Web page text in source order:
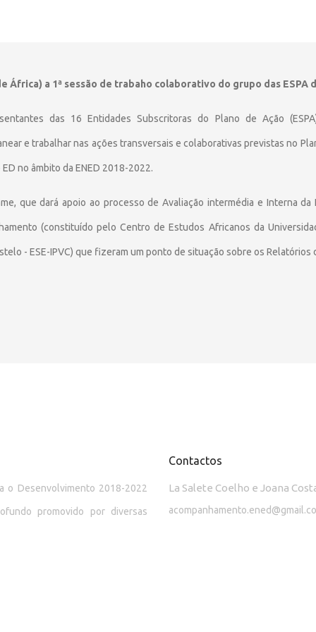
África) a 1ª sessão de trabaho colaborativo do grupo das ESPA
das 16 Entidades Subscritoras do Plano de Ação
e trabalhar nas ações transversais e colaborativas previstas no
no âmbito da ENED 2018-2022.
que dará apoio ao processo de Avaliação intermédia e Interna
(constituído pelo Centro de Estudos Africanos da
- ESE-IPVC) que fizeram um ponto de situação sobre os
o Desenvolvimento 2018-2022
promovido por diversas
Contactos
La Salete Coelho e Joana